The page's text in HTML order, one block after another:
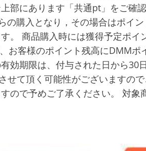
部にあります「共通pt」をご確
購入となり，その場合はポイ
。 商品購入時には獲得予定ポイ
お客様のポイント残高にDMMポ
効期限は、付与された日から30
て頂く可能性がございますので
ので予めご了承ください。 対象